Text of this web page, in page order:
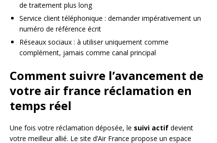
de traitement plus long
Service client téléphonique : demander impérativement un
numéro de référence écrit
Réseaux sociaux : à utiliser uniquement comme
complément, jamais comme canal principal
Comment suivre l’avancement de
votre air france réclamation en
temps réel
Une fois votre réclamation déposée, le suivi actif devient
votre meilleur allié. Le site d’Air France propose un espace